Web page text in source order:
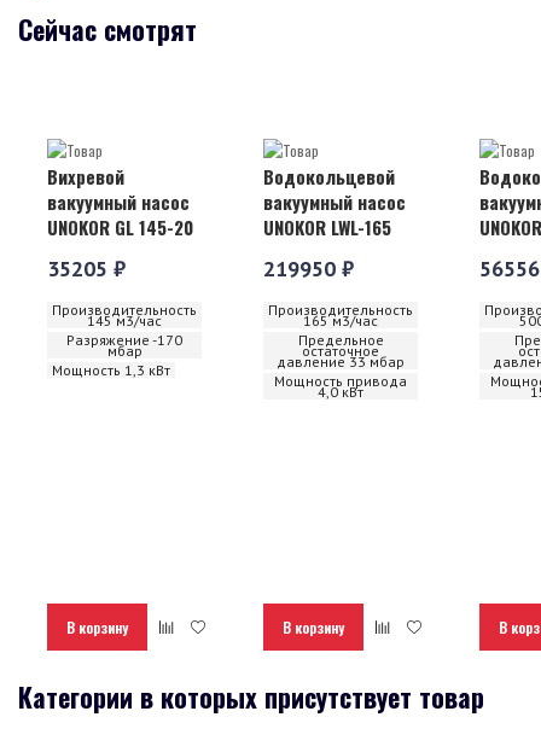
Сейчас смотрят
Вихревой
вакуумный насос
UNOKOR GL 145-20
35205 ₽
Производительность
145 м3/час
Разряжение -170
мбар
Мощность 1,3 кВт
В корзину
Водокольцевой
вакуумный насос
UNOKOR LWL-165
219950 ₽
Производительность
165 м3/час
Предельное
остаточное
давление 33 мбар
Мощность привода
4,0 кВт
В корзину В
Категории в которых присутствует товар